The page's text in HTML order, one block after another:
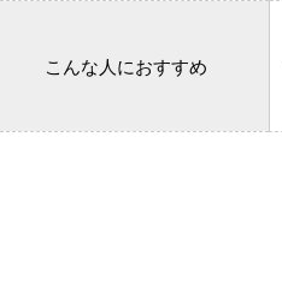
こんな人におすすめ